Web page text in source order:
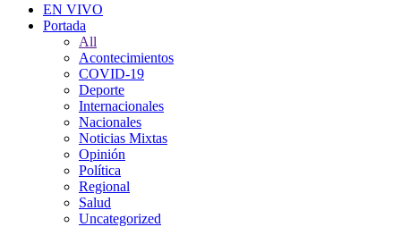
EN VIVO
Portada
All
Acontecimientos
COVID-19
Deporte
Internacionales
Nacionales
Noticias Mixtas
Opinión
Política
Regional
Salud
Uncategorized